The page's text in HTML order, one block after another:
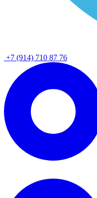
+7 (914) 710 87 76